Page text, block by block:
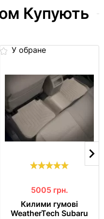
Купують
У обране
5005 грн.
Килими гумові
WeatherTech Subaru